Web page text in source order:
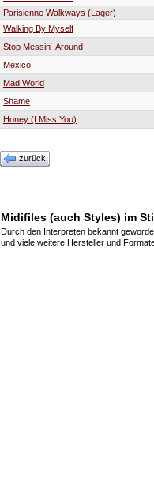
Parisienne Walkways (Lager)
Walking By Myself
Stop Messin´ Around
Mexico
Mad World
Shame
Honey (I Miss You)
zurück
Midifiles (auch Styles) im
Durch den Interpreten bekannt
und viele weitere Hersteller und